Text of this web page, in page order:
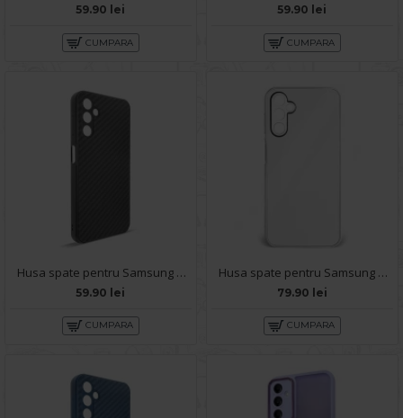
59.90 lei
CUMPARA
59.90 lei
CUMPARA
Husa spate pentru Samsung Galaxy A14- Lys case Negru
59.90 lei
CUMPARA
Husa spate pentru Samsung Galaxy A14- Lito Case Alb
79.90 lei
CUMPARA